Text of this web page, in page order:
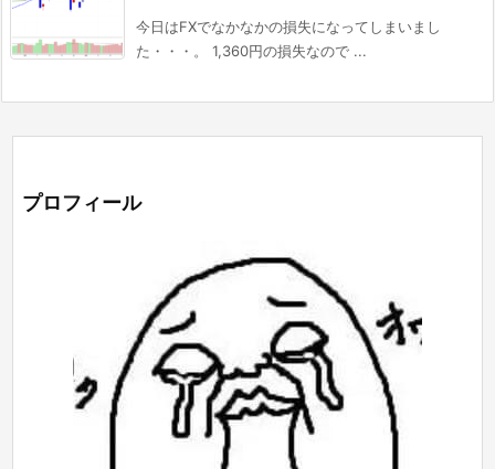
今日はFXでなかなかの損失になってしまいまし
た・・・。 1,360円の損失なので ...
プロフィール